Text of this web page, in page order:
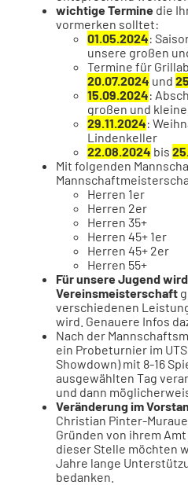
wichtige Terminedie
vormerken solltet:
01.05.2024:
unsere großen
Termine für
20.07.2024 und
15.09.2024:
großen und
29.11.2024:
Lindenkeller
22.08.2024 bis
Mit folgenden
Herren 1er
Herren 2er
Herren 35+
Herren 45+ 1er
Herren 45+ 2er
Herren 55+
Für unsere Jugend
Vereinsmeisterschaft
verschiedenen
wird. Genauere Infos
Nach der
ein Probeturnier im
Showdown) mit 8-16
ausgewählten Tag
und dann
Veränderung im
Christian Pinter-
Gründen von ihrem
dieser Stelle möchten
Jahre lange
bedanken.